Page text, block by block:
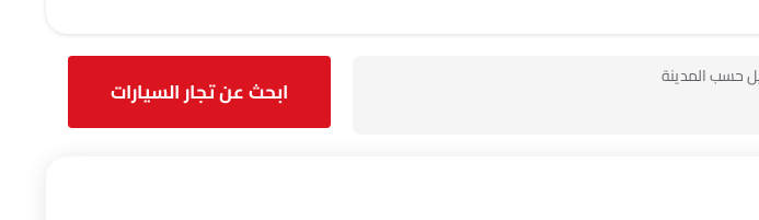
ابحث عن تجار السيارات